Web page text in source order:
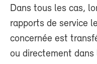
Dans tous les cas,
rapports de service
concernée est
ou directement dans